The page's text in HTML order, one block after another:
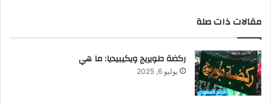
مقالات ذات صلة
ركضة طويريج ويكيبيديا: ما هي
يوليو 6, 2025